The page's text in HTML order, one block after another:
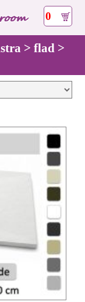
0
> flad >